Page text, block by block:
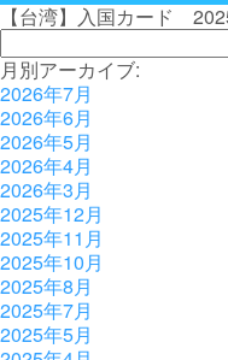
【台湾】入国カード
検
索:
月別アーカイブ:
2026年7月
2026年6月
2026年5月
2026年4月
2026年3月
2025年12月
2025年11月
2025年10月
2025年8月
2025年7月
2025年5月